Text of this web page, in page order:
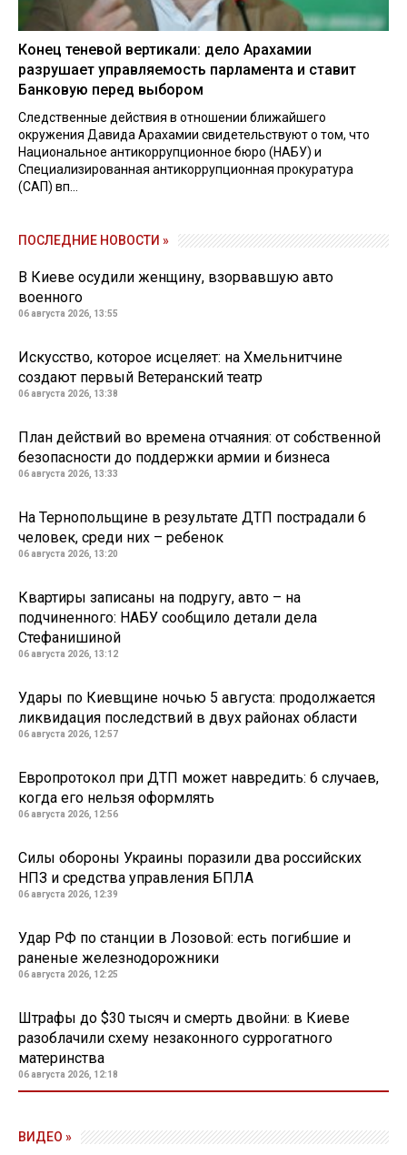
Конец теневой вертикали: дело Арахамии
разрушает управляемость парламента и ставит
Банковую перед выбором
Следственные действия в отношении ближайшего
окружения Давида Арахамии свидетельствуют о том, что
Национальное антикоррупционное бюро (НАБУ) и
Специализированная антикоррупционная прокуратура
(САП) вп...
ПОСЛЕДНИЕ НОВОСТИ »
В Киеве осудили женщину, взорвавшую авто
военного
06 августа 2026, 13:55
Искусство, которое исцеляет: на Хмельнитчине
создают первый Ветеранский театр
06 августа 2026, 13:38
План действий во времена отчаяния: от собственной
безопасности до поддержки армии и бизнеса
06 августа 2026, 13:33
На Тернопольщине в результате ДТП пострадали 6
человек, среди них – ребенок
06 августа 2026, 13:20
Квартиры записаны на подругу, авто – на
подчиненного: НАБУ сообщило детали дела
Стефанишиной
06 августа 2026, 13:12
Удары по Киевщине ночью 5 августа: продолжается
ликвидация последствий в двух районах области
06 августа 2026, 12:57
Европротокол при ДТП может навредить: 6 случаев,
когда его нельзя оформлять
06 августа 2026, 12:56
Силы обороны Украины поразили два российских
НПЗ и средства управления БПЛА
06 августа 2026, 12:39
Удар РФ по станции в Лозовой: есть погибшие и
раненые железнодорожники
06 августа 2026, 12:25
Штрафы до $30 тысяч и смерть двойни: в Киеве
разоблачили схему незаконного суррогатного
материнства
06 августа 2026, 12:18
22 апреля 2025, 21:30